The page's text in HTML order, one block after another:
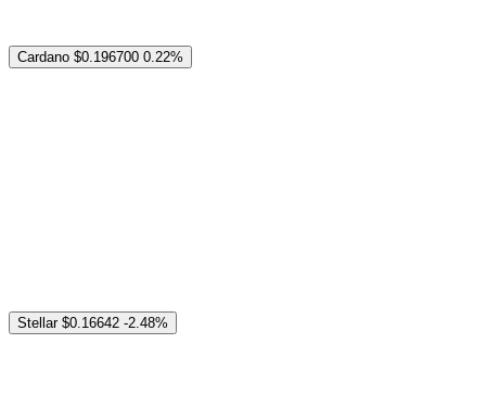
Cardano $0.196700 0.22%
Stellar $0.16642 -2.48%